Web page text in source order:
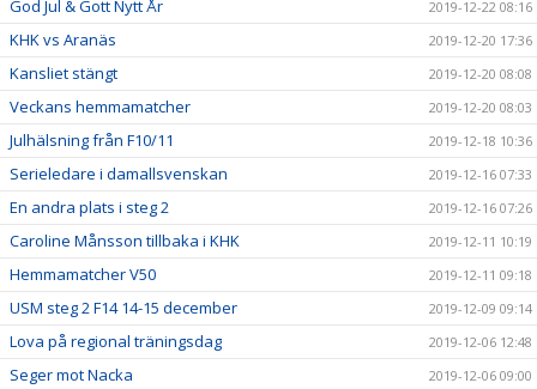
God Jul & Gott Nytt År 2019-12-22 08:16
KHK vs Aranäs 2019-12-20 17:36
Kansliet stängt 2019-12-20 08:08
Veckans hemmamatcher 2019-12-20 08:03
Julhälsning från F10/11 2019-12-18 10:36
Serieledare i damallsvenskan 2019-12-16 07:33
En andra plats i steg 2 2019-12-16 07:26
Caroline Månsson tillbaka i KHK 2019-12-11 10:19
Hemmamatcher V50 2019-12-11 09:18
USM steg 2 F14 14-15 december 2019-12-09 09:14
Lova på regional träningsdag 2019-12-06 12:48
Seger mot Nacka 2019-12-06 09:00